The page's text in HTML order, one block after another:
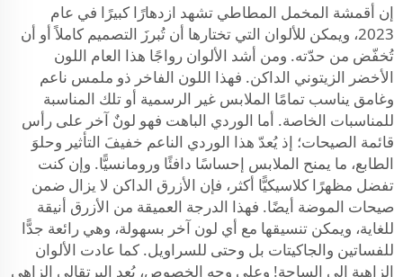
إن أقمشة المخمل المطاطي تشهد ازدهارًا كبيرًا في عام
2023، ويمكن للألوان التي تختارها أن تُبرزَ التصميم كاملاً أو أن
تُخفّض من حدّته. ومن أشد الألوان رواجًا هذا العام اللون
الأخضر الزيتوني الداكن. فهذا اللون الفاخر ذو ملمس ناعم
وغامق يناسب تمامًا الملابس غير الرسمية أو تلك المناسبة
للمناسبات الخاصة. أما الوردي الباهت فهو لونٌ آخر على رأس
قائمة الصيحات؛ إذ يُعدّ هذا الوردي الناعم خفيفَ التأثير وحلوَ
الطابع، ما يمنح الملابس إحساسًا دافئًا ورومانسيًّا. وإن كنت
تفضل مظهرًا كلاسيكيًّا أكثر، فإن الأزرق الداكن لا يزال ضمن
صيحات الموضة أيضًا. فهذا الدرجة العميقة من الأزرق أنيقة
للغاية، ويمكن تنسيقها مع أي لون آخر بسهولة، وهي رائعة جدًّا
للفساتين والجاكيتات بل وحتى للسراويل. كما عادت الألوان
الزاهية إلى الساحة! وعلى وجه الخصوص، يُعد البرتقالي الزاهي